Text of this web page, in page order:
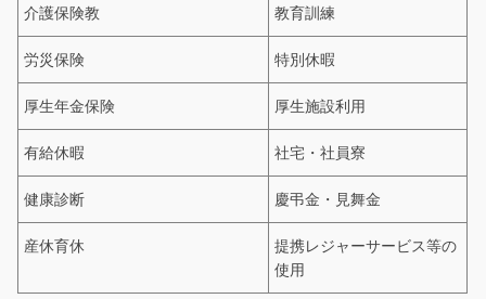
介護保険教 教育訓練
労災保険 特別休暇
厚生年金保険 厚生施設利用
有給休暇 社宅・社員寮
健康診断 慶弔金・見舞金
産休育休
提携レジャーサービス等の
使用